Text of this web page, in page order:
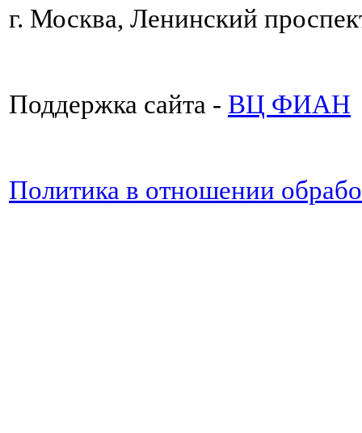
г. Москва, Ленинский
Поддержка сайта - ВЦ ФИАН
Политика в отношении